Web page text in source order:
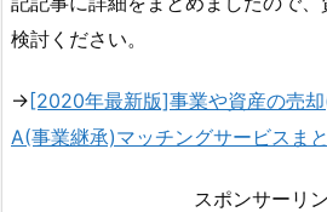
検討ください。
→[2020年最新版]事業や資産の売
A(事業継承)マッチングサービスま
スポンサーリ